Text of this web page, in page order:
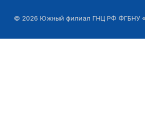
© 2026 Южный филиал ГНЦ РФ ФГБНУ